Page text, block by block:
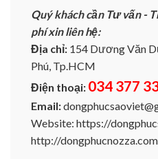
Quý khách cần Tư vấn -
phí xin liên hệ:
Địa chỉ: 154 Dương Văn
Phú, Tp.HCM
Điện thoại: 034 377
Email:
Website: https://
http://dongphucnozza.com